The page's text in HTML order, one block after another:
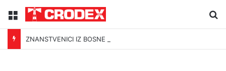
Menu
ZNANSTVENICI IZ BOSNE OTKRILI NACIZAM U – BOSNI!